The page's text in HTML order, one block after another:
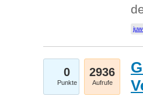
0
Punkte
2936
Aufrufe